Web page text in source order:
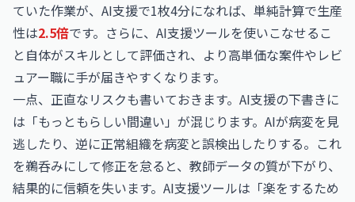
ていた作業が、AI支援で1枚4分になれば、単純計算で生産
性は2.5倍です。さらに、AI支援ツールを使いこなせるこ
と自体がスキルとして評価され、より高単価な案件やレビ
ュアー職に手が届きやすくなります。
一点、正直なリスクも書いておきます。AI支援の下書きに
は「もっともらしい間違い」が混じります。AIが病変を見
逃したり、逆に正常組織を病変と誤検出したりする。これ
を鵜呑みにして修正を怠ると、教師データの質が下がり、
結果的に信頼を失います。AI支援ツールは「楽をするため